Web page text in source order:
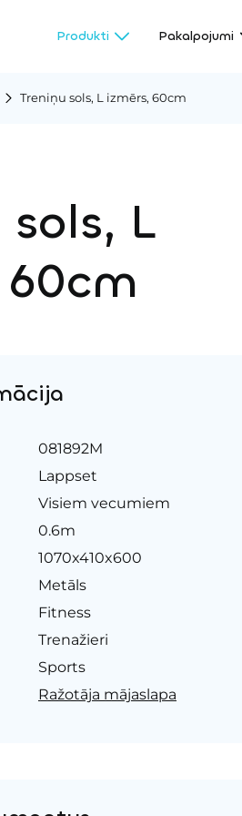
Produkti Pakalpojumi
Treniņu sols, L izmērs, 60cm
L
081892M
Lappset
Visiem vecumiem
0.6m
1070x410x600
Metāls
Fitness
Trenažieri
Sports
Ražotāja mājaslapa